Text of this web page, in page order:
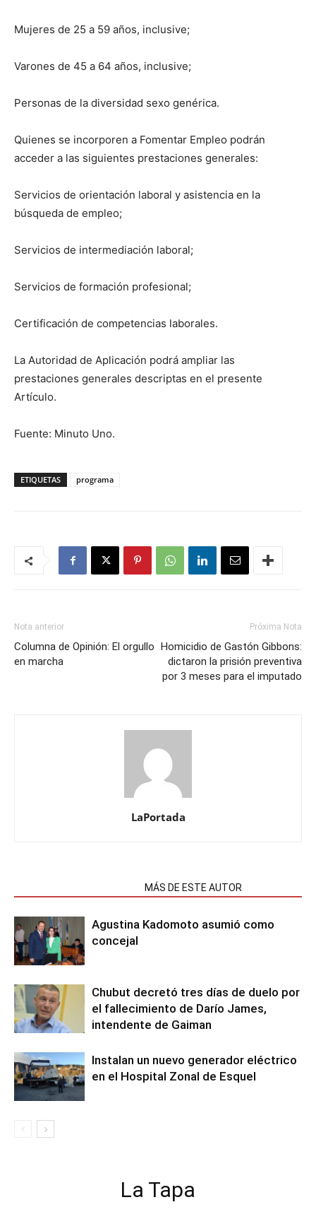
Mujeres de 25 a 59 años, inclusive;
Varones de 45 a 64 años, inclusive;
Personas de la diversidad sexo genérica.
Quienes se incorporen a Fomentar Empleo podrán
acceder a las siguientes prestaciones generales:
Servicios de orientación laboral y asistencia en la
búsqueda de empleo;
Servicios de intermediación laboral;
Servicios de formación profesional;
Certificación de competencias laborales.
La Autoridad de Aplicación podrá ampliar las
prestaciones generales descriptas en el presente
Artículo.
Fuente: Minuto Uno.
ETIQUETAS programa
Nota anterior
Columna de Opinión: El orgullo
en marcha
Próxima Nota
Homicidio de Gastón Gibbons:
dictaron la prisión preventiva
por 3 meses para el imputado
LaPortada
MÁS DE ESTE AUTOR
Agustina Kadomoto asumió como
concejal
Chubut decretó tres días de duelo por
el fallecimiento de Darío James,
intendente de Gaiman
Instalan un nuevo generador eléctrico
en el Hospital Zonal de Esquel
La Tapa